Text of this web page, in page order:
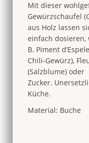
Mit dieser
Gewürzschaufel
aus Holz lassen
einfach dosieren,
B. Piment
Chili-Gewürz),
(Salzblume) oder
Zucker.
Küche.
Material: Buche